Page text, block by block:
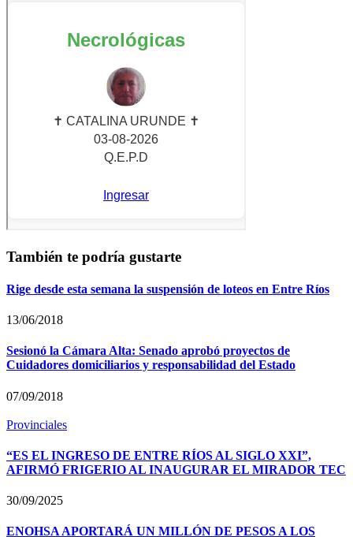
También te podría gustarte
Rige desde esta semana la suspensión de loteos en Entre Ríos
13/06/2018
Sesionó la Cámara Alta: Senado aprobó proyectos de
Cuidadores domiciliarios y responsabilidad del Estado
07/09/2018
Provinciales
“ES EL INGRESO DE ENTRE RÍOS AL SIGLO XXI”,
AFIRMÓ FRIGERIO AL INAUGURAR EL MIRADOR TEC
30/09/2025
ENOHSA APORTARÁ UN MILLÓN DE PESOS A LOS